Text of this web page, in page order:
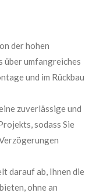
der hohen
über umfangreiches
und im Rückbau
zuverlässige und
sodass Sie
darauf ab, Ihnen die
ohne an